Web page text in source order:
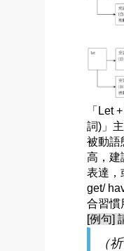
「Let
詞)」
被動語
高，建
表達，
get/
合習慣
[例句]
（